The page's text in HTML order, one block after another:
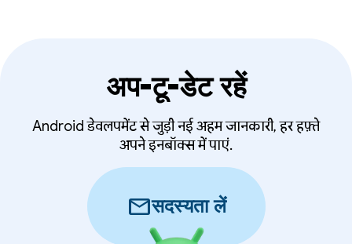
अप-टू-डेट रहें
Android डेवलपमेंट से जुड़ी नई अहम जानकारी, हर हफ़्ते
अपने इनबॉक्स में पाएं.
mailसदस्यता लें